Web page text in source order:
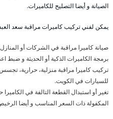
الصيانة و أيضا التصليح للكاميرات.
يمكن لفني تركيب كاميرات مراقبة سعد
صيانة كاميرا مراقبة في الشركات أو المنازل
برمجة الكاميرات الذكية أو الحديثة و ضبط
تركيب كاميرا مراقبة منزلية، حرارية، تجسس،
للسيارات في الكويت.
تغير أو استبدال القطعة التالفة في
المكفولة ذات السعر المناسب و أيضا